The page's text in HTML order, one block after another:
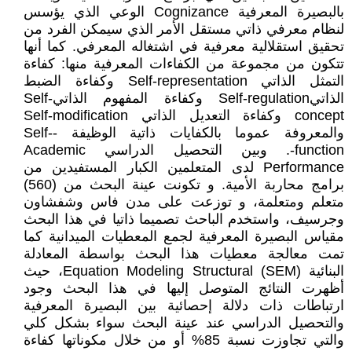
بالبصيرة المعرفية Cognizance الوعي الذي يؤسس
لنظام معرفي ذاتي مستقل الأمر الذي سيمكن الفرد من
تحقيق استقلالية معرفية في اشتغاله المعرفي. كما أنها
تتكون من مجموعة من الكفاءات المعرفية منها: كفاءة
التمثل الذاتي Self-representation وكفاءة الضبط
الذاتيSelf-regulation وكفاءة المفهوم الذاتيSelf-
concept وكفاءة التعديل الذاتي Self-modification
والمعروفة عموما بالكفايات ذاتية الوظيفة Self--
function-. وبين التحصيل الدراسي Academic
Performance لدى المتعلمين الكبار المستفيدين من
برامج محاربة الأمية. و تكونت عينة البحث من (560)
متعلم ومتعلمة، و توزعت على مدن فاس وشفشاون
وجرسيف، واستخدم الباحث تصميما ذاتيا في هذا البحث
مقياس البصيرة المعرفية لجمع المعطيات الميدانية كما
تمت معالجة معطيات هذا البحث بواسطة المعادلة
البنائية Equation Modeling Structural (SEM)، حيث
أظهرت النتائج المتوصل إليها في هذا البحث وجود
ارتباطات ذات دلالة إحصائية بين البصيرة المعرفية
والتحصيل الدراسي عند عينة البحث سواء بشكل كلي
والتي تجاوزت نسبة 85% أو من خلال مكوناتها كفاءة